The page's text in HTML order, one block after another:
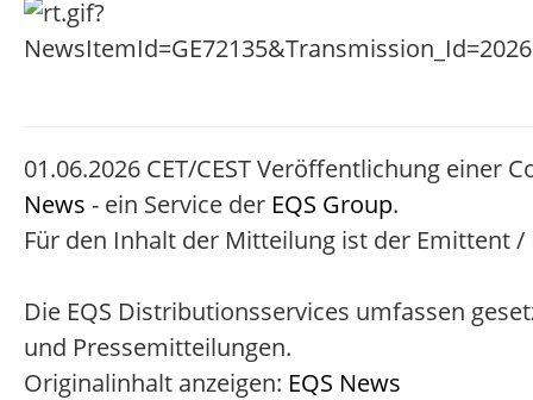
01.06.2026 CET/CEST Veröffentlichung
News - ein Service der EQS Group.
Für den Inhalt der Mitteilung ist der Emittent
Die EQS Distributionsservices umfassen
und Pressemitteilungen.
Originalinhalt anzeigen: EQS News